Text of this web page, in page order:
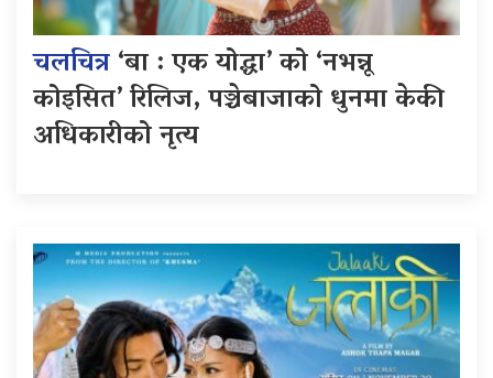
चलचित्र‘बा : एक योद्धा’ को ‘नभन्नू
कोइसित’ रिलिज, पञ्चेबाजाको धुनमा केकी
अधिकारीको नृत्य